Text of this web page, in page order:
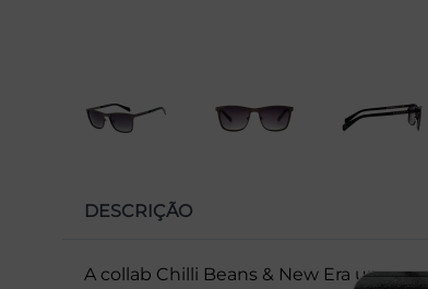
DESCRIÇÃO
A collab Chilli Beans & New Era une o